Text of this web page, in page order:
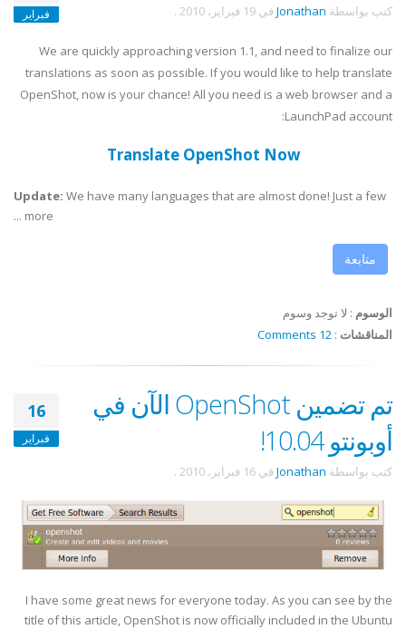
فبراير كتب بواسطة Jonathan في 19 فبراير، 2010 .
We are quickly approaching version 1.1, and need to finalize our
translations as soon as possible. If you would like to help translate
OpenShot, now is your chance! All you need is a web browser and a
LaunchPad account:
Translate OpenShot Now
Update: We have many languages that are almost done! Just a few
more ...
متابعة
الوسوم : لا توجد وسوم
المناقشات :
12 Comments
16
فبراير
تم تضمين OpenShot الآن في
أوبونتو 10.04!
كتب بواسطة Jonathan في 16 فبراير، 2010 .
I have some great news for everyone today. As you can see by the
title of this article, OpenShot is now officially included in the Ubuntu